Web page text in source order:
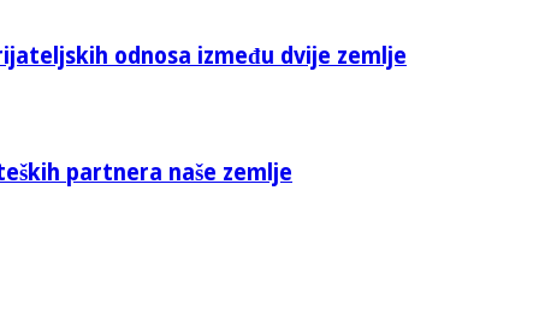
odnosa između dvije zemlje
partnera naše zemlje